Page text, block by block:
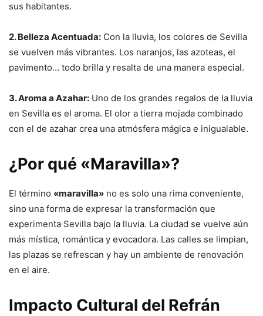
sus habitantes.
2. Belleza Acentuada: Con la lluvia, los colores de Sevilla
se vuelven más vibrantes. Los naranjos, las azoteas, el
pavimento… todo brilla y resalta de una manera especial.
3. Aroma a Azahar: Uno de los grandes regalos de la lluvia
en Sevilla es el aroma. El olor a tierra mojada combinado
con el de azahar crea una atmósfera mágica e inigualable.
¿Por qué «Maravilla»?
El término «maravilla» no es solo una rima conveniente,
sino una forma de expresar la transformación que
experimenta Sevilla bajo la lluvia. La ciudad se vuelve aún
más mística, romántica y evocadora. Las calles se limpian,
las plazas se refrescan y hay un ambiente de renovación
en el aire.
Impacto Cultural del Refrán